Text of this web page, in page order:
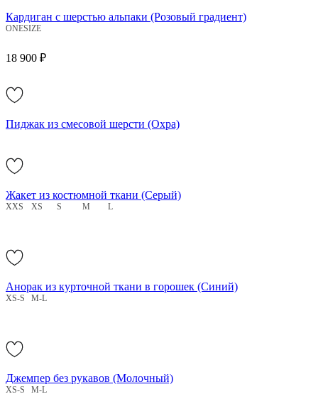
Кардиган с шерстью альпаки (Розовый градиент)
ONESIZE
18 900 ₽
Пиджак из смесовой шерсти (Охра)
Жакет из костюмной ткани (Серый)
XXS XS S M L
Анорак из курточной ткани в горошек (Синий)
XS-S M-L
Джемпер без рукавов (Молочный)
XS-S M-L